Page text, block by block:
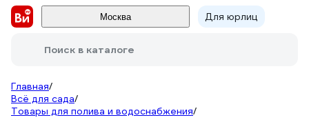
Москва Для юрлиц
Поиск в каталоге
Главная/
Всё для сада/
Товары для полива и водоснабжения/